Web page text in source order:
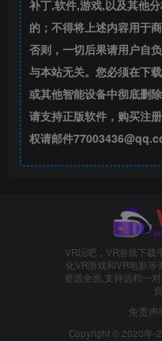
补丁,软件,游戏,以及其他
的；不得将上述内容用于
否则，一切后果请用户自
与本站无关。您必须在下
或其他智能设备中彻底删
请支持正版软件，购买注
权请邮件
VR玩吧，VR游戏下载
化VR游戏和VR电影等
资源全面,支持远程一
免责声
Copyright © 2020年-